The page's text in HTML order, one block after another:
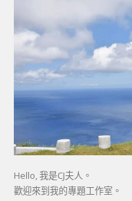
Hello, 我是CJ夫人。
歡迎來到我的專題工作室。